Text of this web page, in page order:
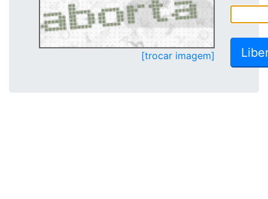
[trocar imagem]